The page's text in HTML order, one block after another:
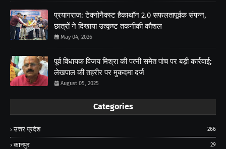
प्रयागराज: टेक्नोनैक्स्ट हैकाथॉन 2.0 सफलतापूर्वक संपन्न,
छात्रों ने दिखाया उत्कृष्ट तकनीकी कौशल
May 04, 2026
पूर्व विधायक विजय मिश्रा की पत्नी समेत पांच पर बड़ी कार्रवाई;
लेखपाल की तहरीर पर मुकदमा दर्ज
August 05, 2025
Categories
उत्तर प्रदेश 266
कानपुर 29